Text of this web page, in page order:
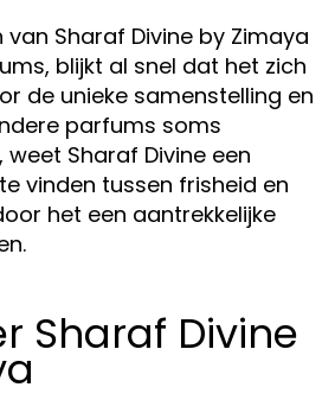
van Sharaf Divine by Zimaya
blijkt al snel dat het zich
de unieke samenstelling en
parfums soms
Sharaf Divine een
vinden tussen frisheid en
het een aantrekkelijke
Sharaf Divine